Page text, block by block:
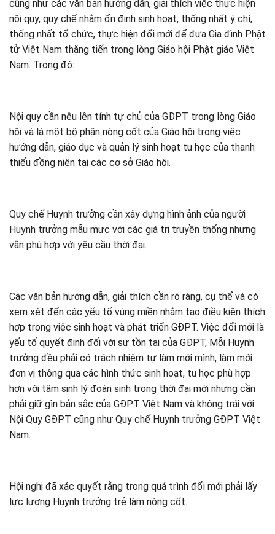
cũng như các văn bản hướng dẫn, giải thích việc thực hiện
nội quy, quy chế nhằm ổn định sinh hoạt, thống nhất ý chí,
thống nhất tổ chức, thực hiện đổi mới để đưa Gia đình Phật
tử Việt Nam thăng tiến trong lòng Giáo hội Phật giáo Việt
Nam. Trong đó:
Nội quy cần nêu lên tính tự chủ của GĐPT trong lòng Giáo
hội và là một bộ phận nòng cốt của Giáo hội trong việc
hướng dẫn, giáo dục và quản lý sinh hoạt tu học của thanh
thiếu đồng niên tại các cơ sở Giáo hội.
Quy chế Huynh trưởng cần xây dựng hình ảnh của người
Huynh trưởng mẫu mực với các giá trị truyền thống nhưng
vẫn phù hợp với yêu cầu thời đại.
Các văn bản hướng dẫn, giải thích cần rõ ràng, cụ thể và có
xem xét đến các yếu tố vùng miền nhằm tạo điều kiện thích
hợp trong việc sinh hoạt và phát triển GĐPT. Việc đổi mới là
yếu tố quyết định đối với sự tồn tại của GĐPT, Mỗi Huynh
trưởng đều phải có trách nhiệm tự làm mới mình, làm mới
đơn vị thông qua các hình thức sinh hoạt, tu học phù hợp
hơn với tâm sinh lý đoàn sinh trong thời đại mới nhưng cần
phải giữ gìn bản sắc của GĐPT Việt Nam và không trái với
Nội Quy GĐPT cũng như Quy chế Huynh trưởng GĐPT Việt
Nam.
Hội nghị đã xác quyết rằng trong quá trình đổi mới phải lấy
lực lượng Huynh trưởng trẻ làm nòng cốt.